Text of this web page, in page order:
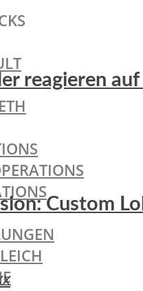
reagieren
Custom